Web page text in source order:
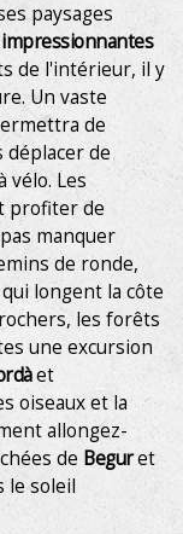
paysages
de l'intérieur, il y
Un vaste
de
de
vélo. Les
profiter de
manquer
de ronde,
longent la côte
les forêts
une excursion
et
oiseaux et la
allongez-
de Beguret
le soleil